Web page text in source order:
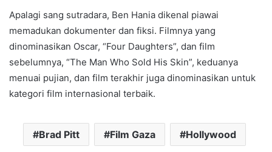
Apalagi sang sutradara, Ben Hania dikenal piawai
memadukan dokumenter dan fiksi. Filmnya yang
dinominasikan Oscar, “Four Daughters”, dan film
sebelumnya, “The Man Who Sold His Skin”, keduanya
menuai pujian, dan film terakhir juga dinominasikan untuk
kategori film internasional terbaik.
Brad Pitt Film Gaza Hollywood